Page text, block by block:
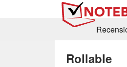
Rollable